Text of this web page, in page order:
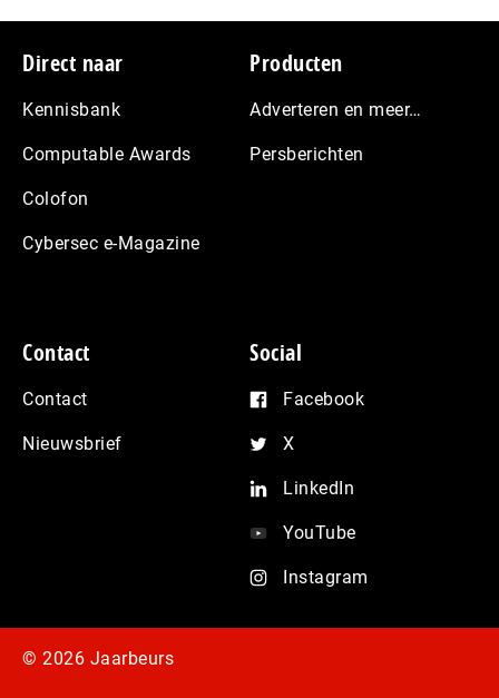
Footer
Direct naar
Kennisbank
Computable Awards
Colofon
Cybersec e-Magazine
Producten
Adverteren en meer…
Persberichten
Contact
Contact
Nieuwsbrief
Social
Facebook
X
LinkedIn
YouTube
Instagram
© 2026 Jaarbeurs